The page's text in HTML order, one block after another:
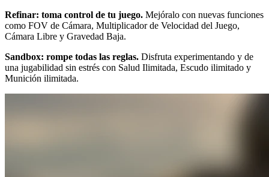
Refinar: toma control de tu juego. Mejóralo con nuevas funciones
como FOV de Cámara, Multiplicador de Velocidad del Juego,
Cámara Libre y Gravedad Baja.
Sandbox: rompe todas las reglas. Disfruta experimentando y de
una jugabilidad sin estrés con Salud Ilimitada, Escudo ilimitado y
Munición ilimitada.